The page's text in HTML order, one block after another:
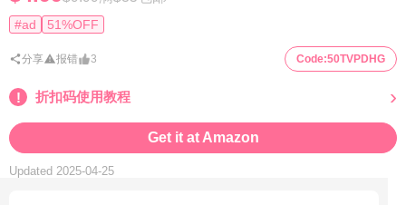
#ad 51%OFF
分享 报错 3 Code:50TVPDHG
折扣码使用教程
Get it at Amazon
Updated 2025-04-25